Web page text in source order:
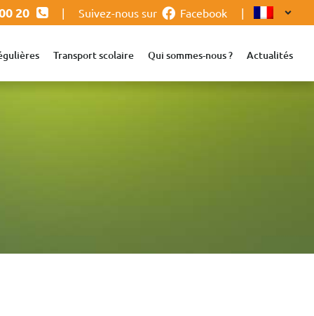
20 | Suivez-nous sur Facebook |
Transport scolaire Qui sommes-nous ? Actualités